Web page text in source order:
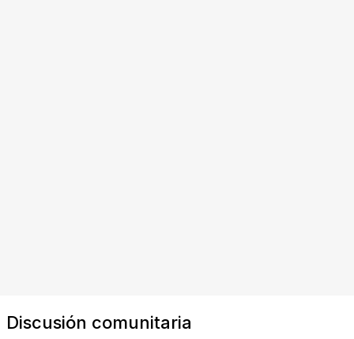
Discusión comunitaria